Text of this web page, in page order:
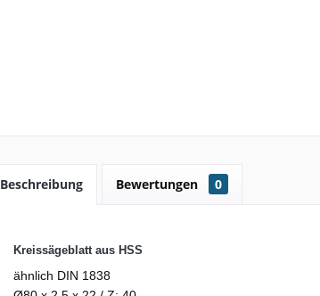
Beschreibung Bewertungen 0
Kreissägeblatt aus HSS
ähnlich DIN 1838